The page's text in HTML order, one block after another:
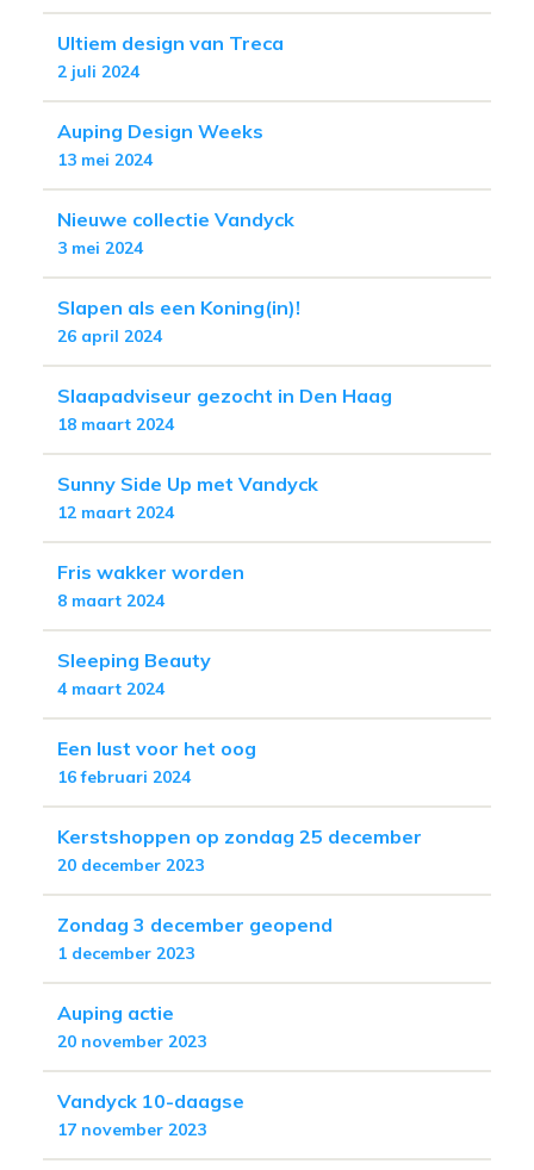
Ultiem design van Treca
2 juli 2024
Auping Design Weeks
13 mei 2024
Nieuwe collectie Vandyck
3 mei 2024
Slapen als een Koning(in)!
26 april 2024
Slaapadviseur gezocht in Den Haag
18 maart 2024
Sunny Side Up met Vandyck
12 maart 2024
Fris wakker worden
8 maart 2024
Sleeping Beauty
4 maart 2024
Een lust voor het oog
16 februari 2024
Kerstshoppen op zondag 25 december
20 december 2023
Zondag 3 december geopend
1 december 2023
Auping actie
20 november 2023
Vandyck 10-daagse
17 november 2023